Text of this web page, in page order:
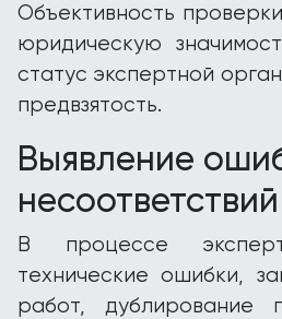
Объективность
юридическую
статус экспертной
предвзятость.
Выявление
несоответствий
В процессе
технические ошибки,
работ, дублирование